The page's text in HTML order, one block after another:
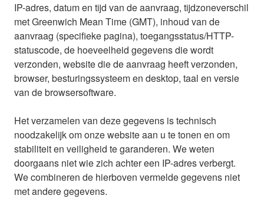
IP-adres, datum en tijd van de aanvraag, tijdzoneverschil
met Greenwich Mean Time (GMT), inhoud van de
aanvraag (specifieke pagina), toegangsstatus/HTTP-
statuscode, de hoeveelheid gegevens die wordt
verzonden, website die de aanvraag heeft verzonden,
browser, besturingssysteem en desktop, taal en versie
van de browsersoftware.
Het verzamelen van deze gegevens is technisch
noodzakelijk om onze website aan u te tonen en om
stabiliteit en veiligheid te garanderen. We weten
doorgaans niet wie zich achter een IP-adres verbergt.
We combineren de hierboven vermelde gegevens niet
met andere gegevens.